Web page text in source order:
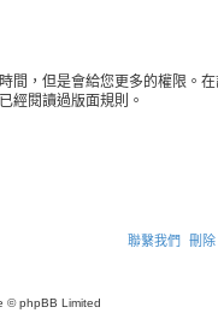
間，但是會給您更多的權限。
經閱讀過版面規則。
刪
聯繫我們
© phpBB Limited